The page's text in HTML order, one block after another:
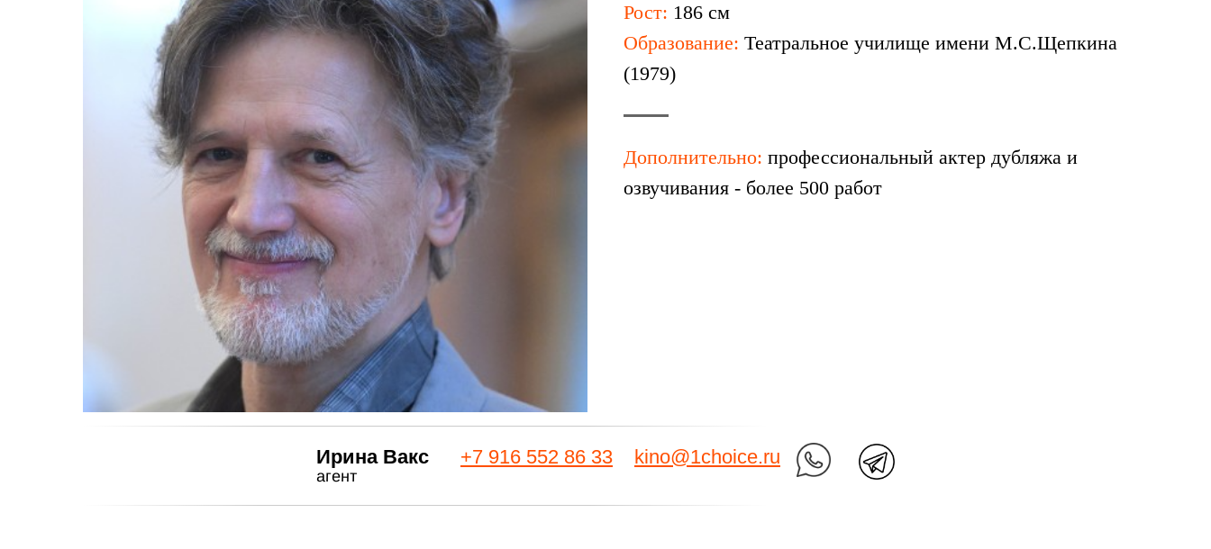
Рост: 186 см
Образование: Театральное училище имени М.С.Щепкина
(1979)
Дополнительно: профессиональный актер дубляжа и
озвучивания - более 500 работ
Ирина Вакс +7 916 552 86 33 kino@1choice.ru
агент